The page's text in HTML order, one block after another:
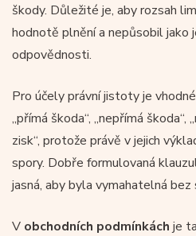
škody. Důležité je, aby rozsah
hodnotě plnění a nepůsobil jako
odpovědnosti.
Pro účely právní jistoty je vhodné
„přímá škoda“, „nepřímá škoda“,
zisk“, protože právě v jejich
spory. Dobře formulovaná
jasná, aby byla vymahatelná
V obchodních podmínkách je